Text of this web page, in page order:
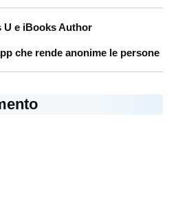
U e iBooks Author
che rende anonime le persone